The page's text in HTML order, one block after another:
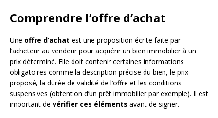
Comprendre l’offre d’achat
Une offre d’achat est une proposition écrite faite par
l’acheteur au vendeur pour acquérir un bien immobilier à un
prix déterminé. Elle doit contenir certaines informations
obligatoires comme la description précise du bien, le prix
proposé, la durée de validité de l’offre et les conditions
suspensives (obtention d’un prêt immobilier par exemple). Il est
important de vérifier ces éléments avant de signer.